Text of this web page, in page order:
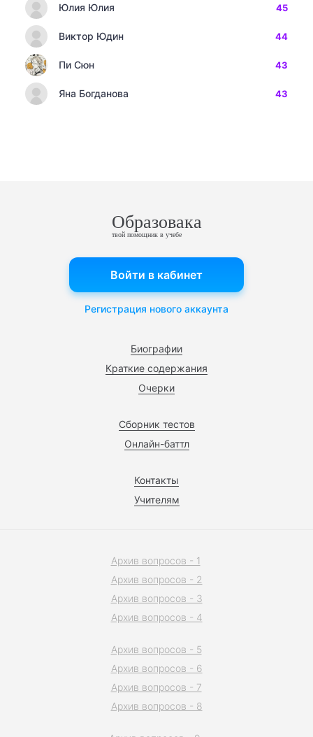
Юлия Юлия 45
Виктор Юдин 44
Пи Сюн 43
Яна Богданова 43
Образовака
твой помощник в учебе
Биографии
Краткие содержания
Очерки
Сборник тестов
Онлайн-баттл
Контакты
Учителям
Войти в кабинет
Регистрация нового аккаунта
Архив вопросов - 1
Архив вопросов - 2
Архив вопросов - 3
Архив вопросов - 4
Архив вопросов - 5
Архив вопросов - 6
Архив вопросов - 7
Архив вопросов - 8